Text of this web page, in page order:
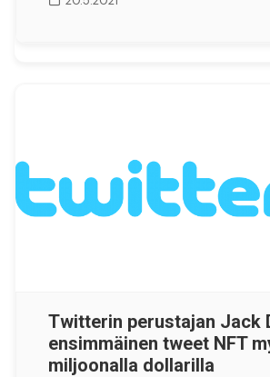
Twitterin perustajan Jack
ensimmäinen tweet NFT
miljoonalla dollarilla